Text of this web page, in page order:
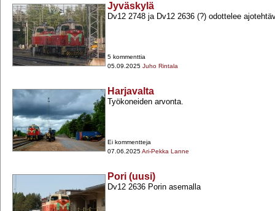
Jyväskylä
Dv12 2748 ja Dv12 2636 (?) odottelee
5 kommenttia
05.09.2025 Juho Rintala
Harjavalta
Työkoneiden arvonta.
Ei kommentteja
07.06.2025Ari-Pekka Lanne
Pori (uusi)
Dv12 2636 Porin asemalla